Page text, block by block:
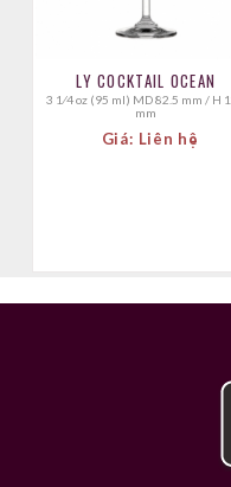
LY COCKTAIL OCEAN
3 1⁄4 oz (95 ml) MD 82.5 mm / H 123
mm
Giá: Liên hệ